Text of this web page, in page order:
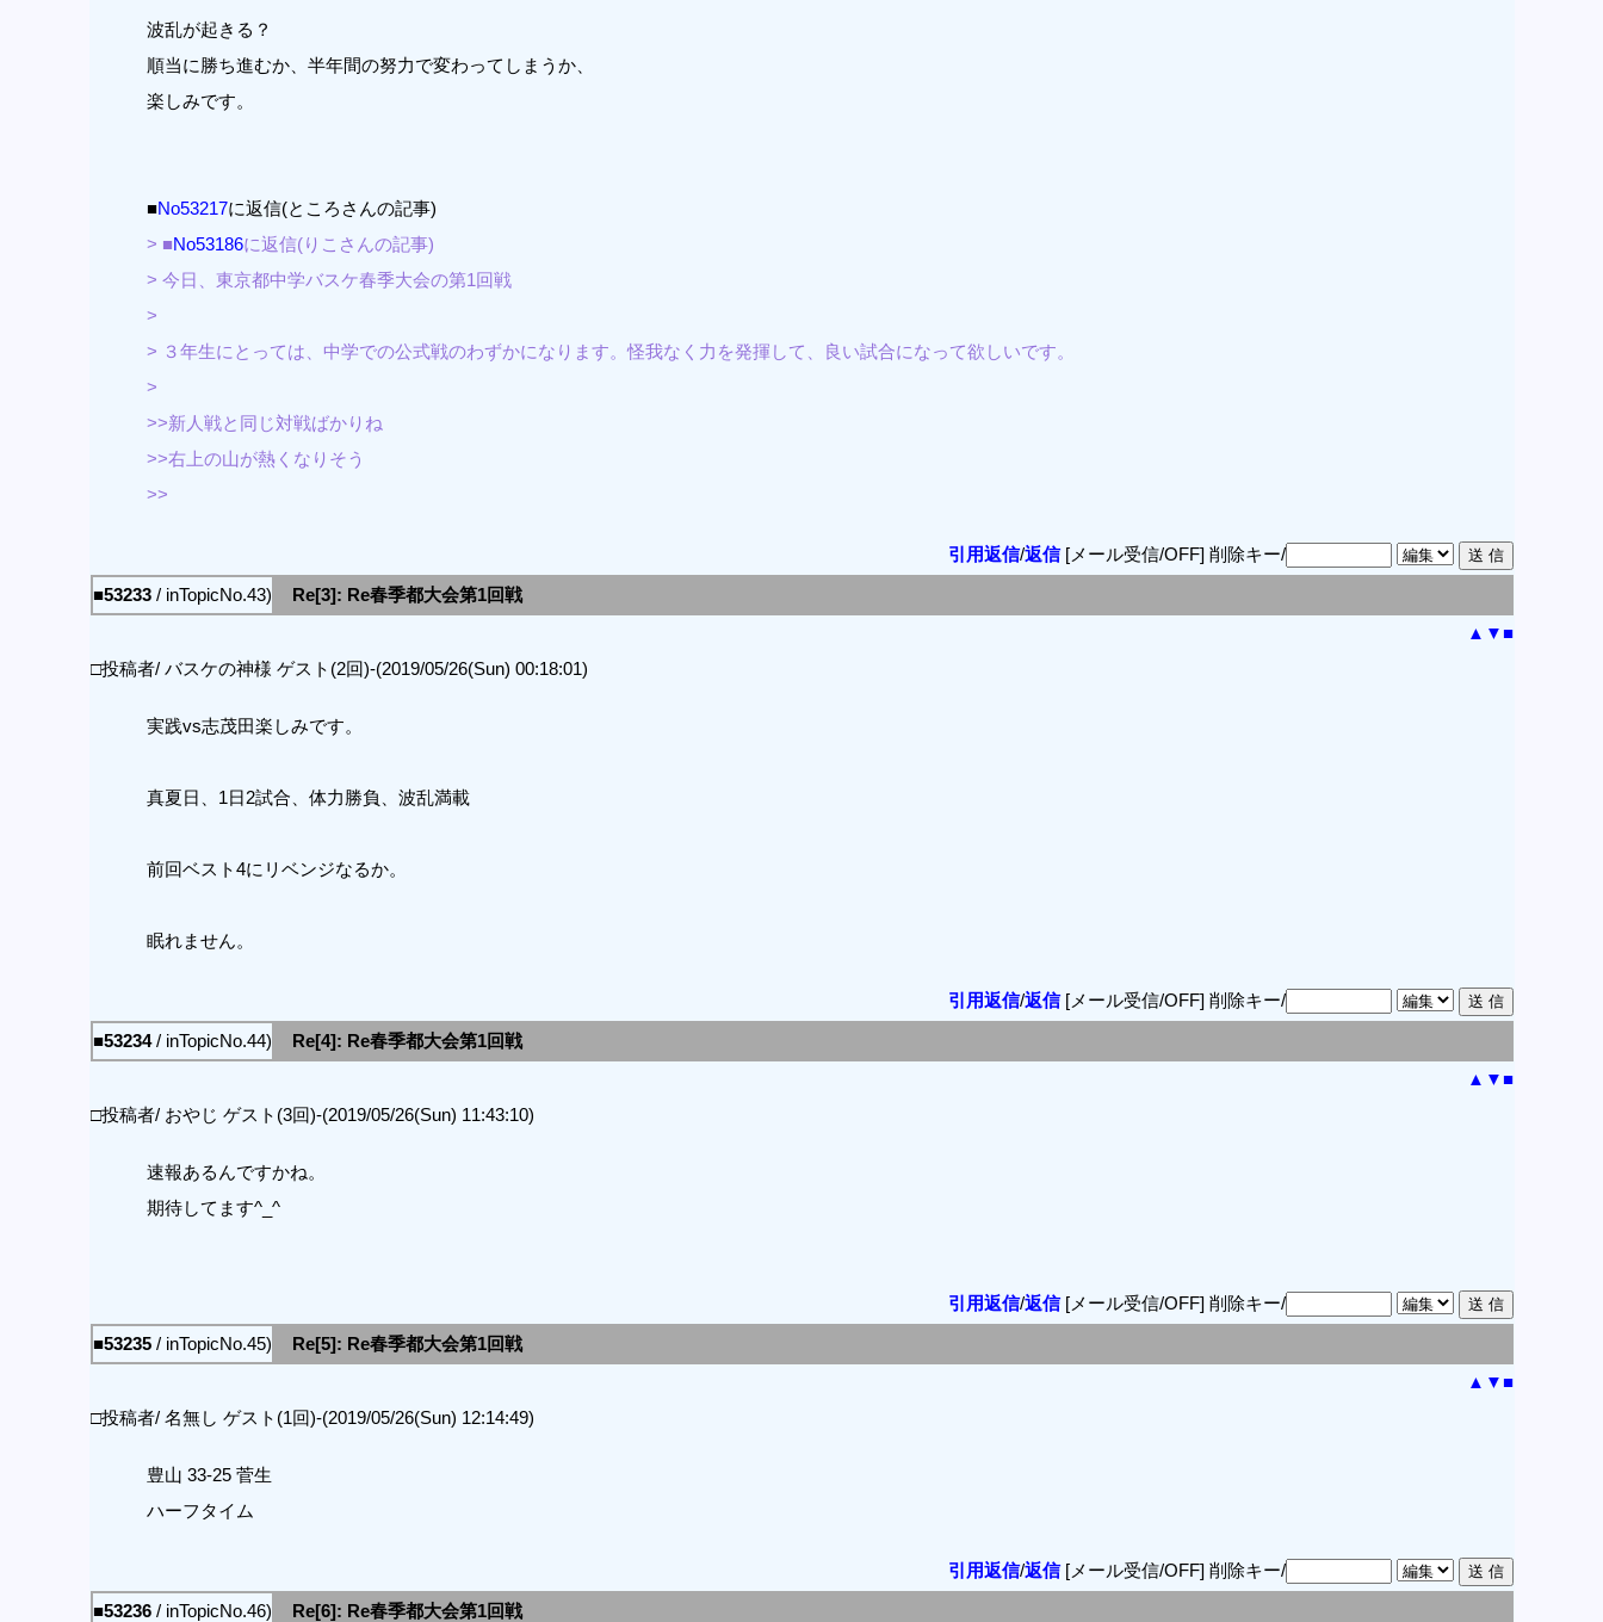
波乱が起きる？
順当に勝ち進むか、半年間の努力で変わってしまうか、
楽しみです。
■No53217に返信(ところさんの記事)
> ■No53186に返信(りこさんの記事)
> 今日、東京都中学バスケ春季大会の第1回戦
>
> ３年生にとっては、中学での公式戦のわずかになります。怪我なく力を発揮して、良い試合になって欲しいです。
>
>>新人戦と同じ対戦ばかりね
>>右上の山が熱くなりそう
>>
引用返信/返信[メール受信/OFF] 削除キー/
■53233/ inTopicNo.43)
Re[3]: Re春季都大会第1回戦
▲ ▼■
□投稿者/ バスケの神様 ゲスト(2回)-(2019/05/26(Sun) 00:18:01)
実践vs志茂田楽しみです。
真夏日、1日2試合、体力勝負、波乱満載
前回ベスト4にリベンジなるか。
眠れません。
引用返信/返信[メール受信/OFF] 削除キー/
■53234/ inTopicNo.44)
Re[4]: Re春季都大会第1回戦
▲ ▼■
□投稿者/ おやじ ゲスト(3回)-(2019/05/26(Sun) 11:43:10)
速報あるんですかね。
期待してます^_^
引用返信/返信[メール受信/OFF] 削除キー/
■53235/ inTopicNo.45)
Re[5]: Re春季都大会第1回戦
▲ ▼■
□投稿者/ 名無し ゲスト(1回)-(2019/05/26(Sun) 12:14:49)
豊山 33-25 菅生
ハーフタイム
引用返信/返信[メール受信/OFF] 削除キー/
■53236/ inTopicNo.46)
Re[6]: Re春季都大会第1回戦